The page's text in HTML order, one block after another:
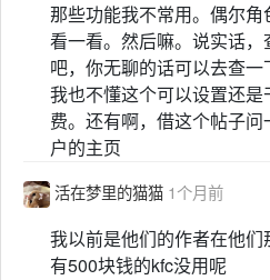
那些功能我不常用。偶尔
看一看。然后嘛。说实话
吧，你无聊的话可以去查一
我也不懂这个可以设置还
费。还有啊，借这个帖子
户的主页
活在梦里的猫猫 1个月前
我以前是他们的作者在他
有500块钱的kfc没用呢